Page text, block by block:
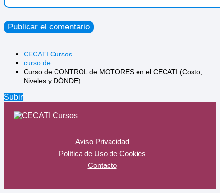
CECATI Cursos
curso de
Curso de CONTROL de MOTORES en el CECATI (Costo,
Niveles y DÓNDE)
Subir
Aviso Privacidad
Política de Uso de Cookies
Contacto